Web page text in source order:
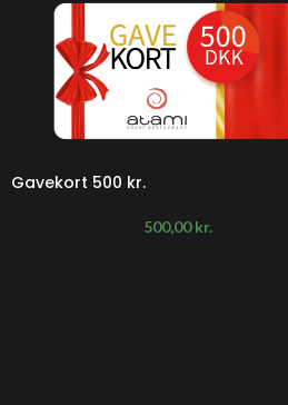
Gavekort 500 kr.
500,00kr.